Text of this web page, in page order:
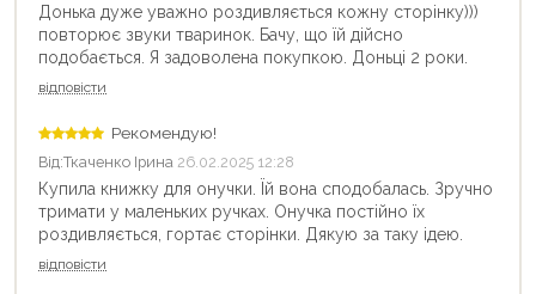
Донька дуже уважно роздивляється кожну сторінку)))
повторює звуки тваринок. Бачу, що їй дійсно
подобається. Я задоволена покупкою. Доньці 2 роки.
відповісти
Рекомендую!
Від:Ткаченко Ірина 26.02.2025 12:28
Купила книжку для онучки. Їй вона сподобалась. Зручно
тримати у маленьких ручках. Онучка постійно їх
роздивляється, гортає сторінки. Дякую за таку ідею.
відповісти